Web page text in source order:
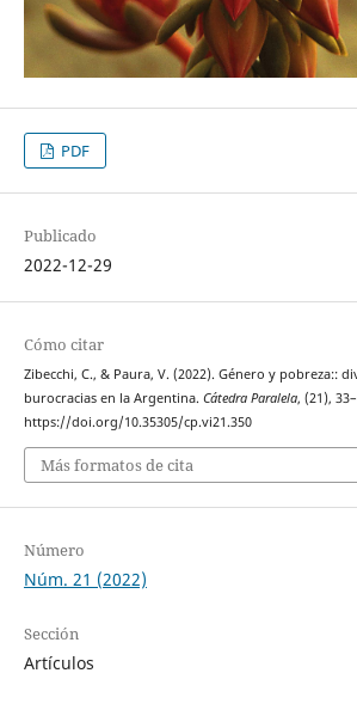
PDF
Publicado
2022-12-29
Cómo citar
Zibecchi, C., & Paura, V. (2022). Género y pobreza::
burocracias en la Argentina. Cátedra Paralela, (21),
https://doi.org/10.35305/cp.vi21.350
Más formatos de cita
Número
Núm. 21 (2022)
Sección
Artículos